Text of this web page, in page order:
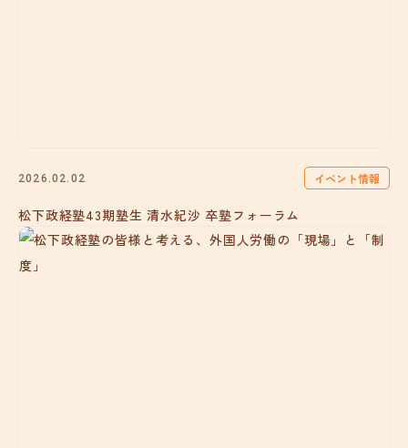
2026.02.02 イベント情報
松下政経塾43期塾生 清水紀沙 卒塾フォーラム